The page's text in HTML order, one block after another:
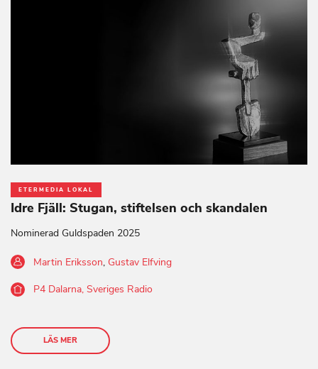
ETERMEDIA LOKAL
Idre Fjäll: Stugan, stiftelsen och skandalen
Nominerad Guldspaden 2025
Martin Eriksson, Gustav Elfving
P4 Dalarna, Sveriges Radio
LÄS MER